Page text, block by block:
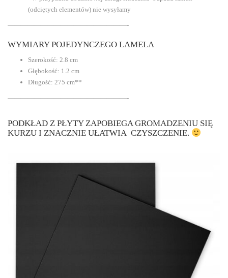
(odciętych elementów) nie wysyłamy
——————————————————-
WYMIARY POJEDYNCZEGO LAMELA
Szerokość: 2.8 cm
Głębokość: 1.2 cm
Długość: 275 cm**
——————————————————-
PODKŁAD Z PŁYTY ZAPOBIEGA GROMADZENIU SIĘ
KURZU I ZNACZNIE UŁATWIA CZYSZCZENIE.